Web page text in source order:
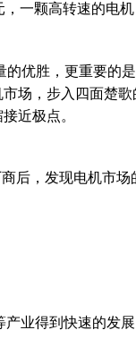
一颗高转速的电机
优胜，更重要的
场，步入四面楚
近极点。
后，发现电机市场
业得到快速的发